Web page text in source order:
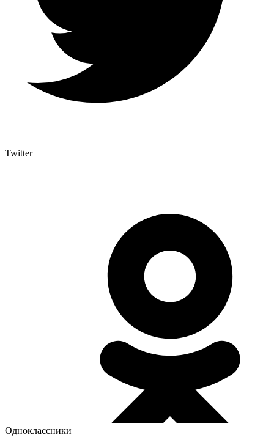
Twitter
Одноклассники